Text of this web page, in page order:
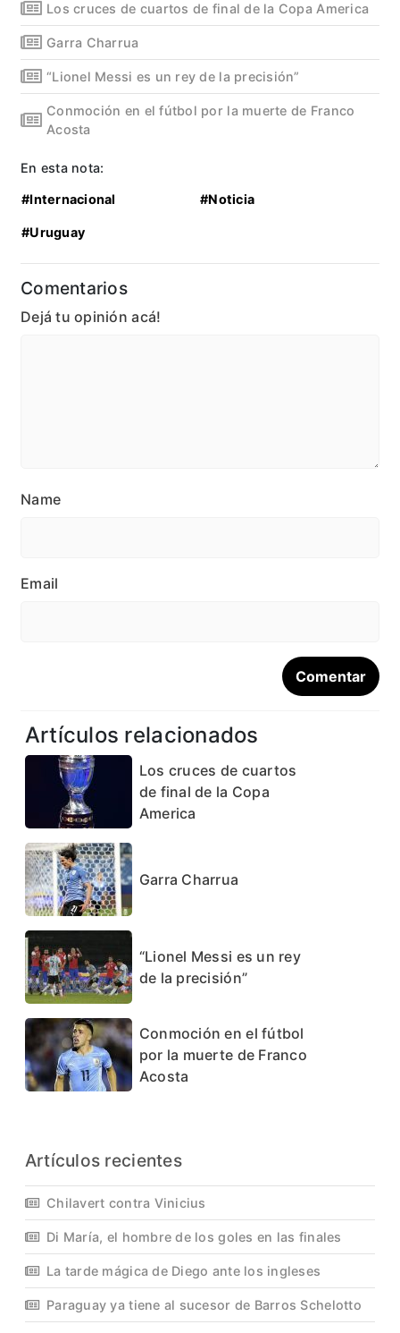
Los cruces de cuartos de final de la Copa America
Garra Charrua
“Lionel Messi es un rey de la precisión”
Conmoción en el fútbol por la muerte de Franco
Acosta
En esta nota:
#Internacional #Noticia
#Uruguay
Comentarios
Dejá tu opinión acá!
Name
Email
Artículos relacionados
Los cruces de cuartos
de final de la Copa
America
Garra Charrua
“Lionel Messi es un rey
de la precisión”
Conmoción en el fútbol
por la muerte de Franco
Acosta
Artículos recientes
Chilavert contra Vinicius
Di María, el hombre de los goles en las finales
La tarde mágica de Diego ante los ingleses
Paraguay ya tiene al sucesor de Barros Schelotto